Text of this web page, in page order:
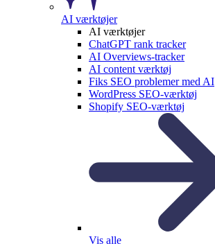
AI værktøjer
AI værktøjer
ChatGPT rank tracker
AI Overviews-tracker
AI content værktøj
Fiks SEO problemer med AI
WordPress SEO-værktøj
Shopify SEO-værktøj
Vis alle